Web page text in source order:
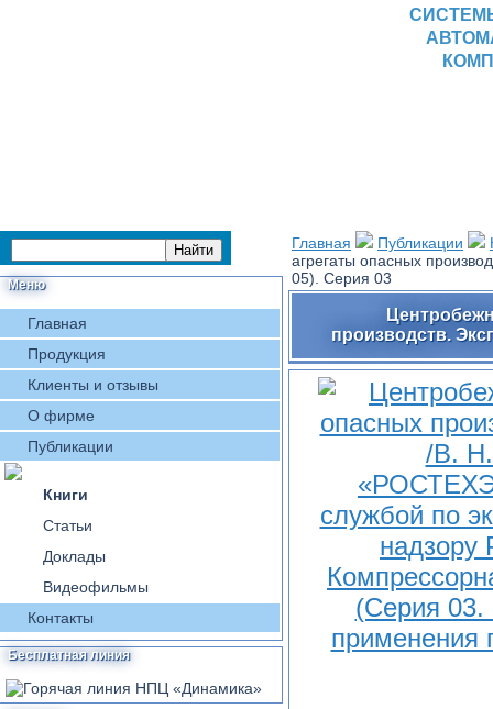
Меню
Главная
Продукция
Клиенты и отзывы
О фирме
Публикации
Книги
Статьи
Доклады
Видеофильмы
Контакты
Бесплатная линия
Главная Публикации
агрегаты опасных
05). Серия 03
производств.